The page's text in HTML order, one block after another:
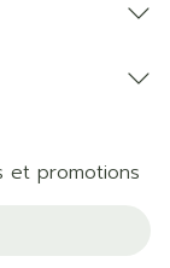
et promotions